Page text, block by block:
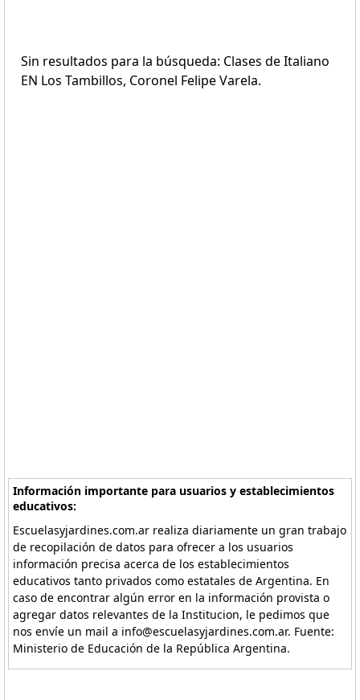
Sin resultados para la búsqueda: Clases de Italiano
EN Los Tambillos, Coronel Felipe Varela.
Información importante para usuarios y establecimientos
educativos:
Escuelasyjardines.com.ar realiza diariamente un gran trabajo
de recopilación de datos para ofrecer a los usuarios
información precisa acerca de los establecimientos
educativos tanto privados como estatales de Argentina. En
caso de encontrar algún error en la información provista o
agregar datos relevantes de la Institucion, le pedimos que
nos envíe un mail a info@escuelasyjardines.com.ar. Fuente:
Ministerio de Educación de la República Argentina.